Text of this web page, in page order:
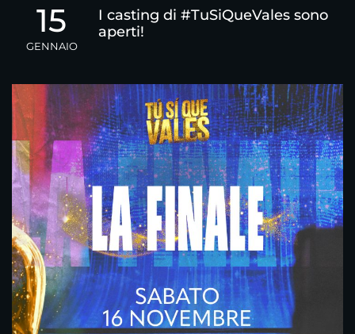
15
GENNAIO
I casting di #TuSiQueVales sono
aperti!